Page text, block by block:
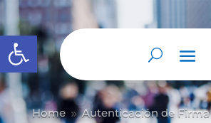
Abrir barra de herramientas
Home 9 Autenticación de Firma